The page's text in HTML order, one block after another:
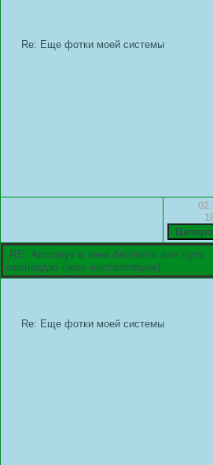
Re: Еще фотки моей системы
RE: Автозвук в тени бютжета или путь
камикадзе (моя инсталляция)
Re: Еще фотки моей системы